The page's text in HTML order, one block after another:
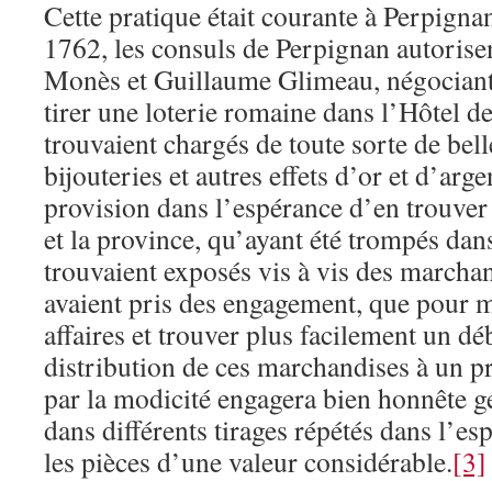
Cette pratique était courante à
1762, les consuls de Perpignan
Monès et Guillaume Glimeau,
tirer une loterie romaine dans l’Hôtel
trouvaient chargés de toute sorte de
bijouteries et autres effets d’or et
provision dans l’espérance d’en
et la province, qu’ayant été trompés
trouvaient exposés vis à vis des
avaient pris des engagement, que pour
affaires et trouver plus facilement un
distribution de ces marchandises à un
par la modicité engagera bien honnête
dans différents tirages répétés dans
les pièces d’une valeur considérable.[3]